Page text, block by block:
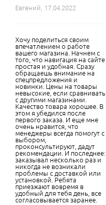
Евгений,
17.04.2022
Хочу поделиться своим
впечатлением о работе
вашего магазина. Начнем с
того, что навигация на сайте
простая и удобная. Сразу
обращаешь внимание на
спецпредложения и
новинки. Цены на товары
невысокие, если сравнивать
с другими магазинами.
Качество товара хорошее. В
этом я убедился после
первого заказа. И еще мне
очень нравится, что
менеджеры всегда помогут с
выбором,
проконсультируют, дадут
рекомендации. И последнее:
заказывал несколько раз и
никогда не возникали
проблемы с доставкой или
установкой. Ребята
приезжают вовремя в
удобный для тебя день, все
согласовывается заранее.